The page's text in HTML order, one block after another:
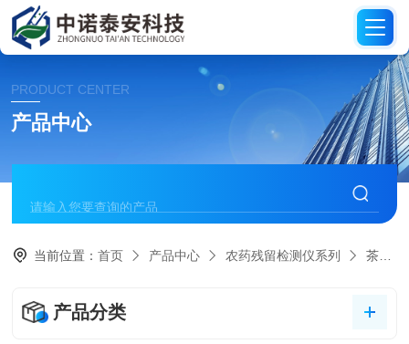
PRODUCT CENTER
产品中心
当前位置：首页 产品中心 农药残留检测仪系列 茶叶有机磷快速检测仪
产品分类